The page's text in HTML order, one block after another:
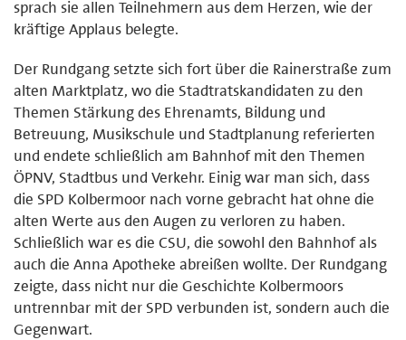
sprach sie allen Teilnehmern aus dem Herzen, wie der
kräftige Applaus belegte.
Der Rundgang setzte sich fort über die Rainerstraße zum
alten Marktplatz, wo die Stadtratskandidaten zu den
Themen Stärkung des Ehrenamts, Bildung und
Betreuung, Musikschule und Stadtplanung referierten
und endete schließlich am Bahnhof mit den Themen
ÖPNV, Stadtbus und Verkehr. Einig war man sich, dass
die SPD Kolbermoor nach vorne gebracht hat ohne die
alten Werte aus den Augen zu verloren zu haben.
Schließlich war es die CSU, die sowohl den Bahnhof als
auch die Anna Apotheke abreißen wollte. Der Rundgang
zeigte, dass nicht nur die Geschichte Kolbermoors
untrennbar mit der SPD verbunden ist, sondern auch die
Gegenwart.